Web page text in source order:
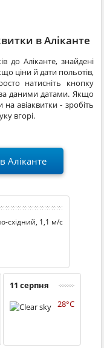
в Аліканте
до Аліканте, знайдені
ціни й дати польотів,
натисніть кнопку
даними датами. Якщо
авіаквитки - зробіть
вгорі.
Аліканте
східний, 1,1 м/с
11 серпня
28°C